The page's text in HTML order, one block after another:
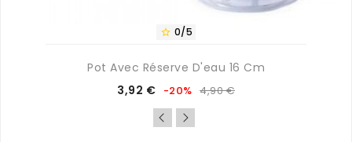
 0/5
Pot Avec Réserve D'eau 16 Cm
Prix
3,92 € Prix
de
base
-20% 4,90 €